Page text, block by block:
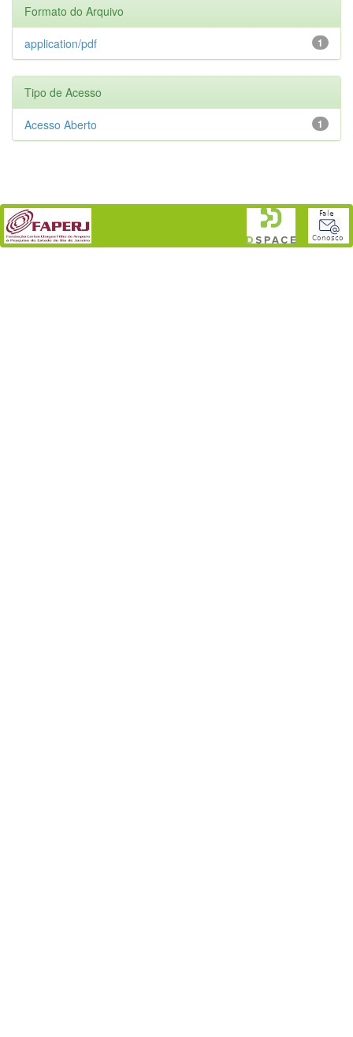
Formato do Arquivo
1
application/pdf
Tipo de Acesso
1
Acesso Aberto